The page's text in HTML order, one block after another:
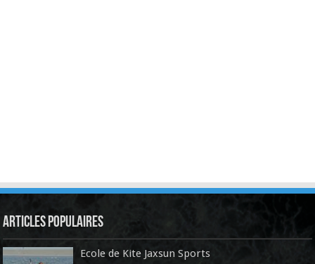
Articles Populaires
Ecole de Kite Jaxsun Sports